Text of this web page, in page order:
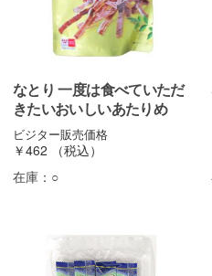
なとり 一度は食べていただ
きたいおいしいあたりめ
ビジター販売価格
￥462
（税込）
在庫： ○